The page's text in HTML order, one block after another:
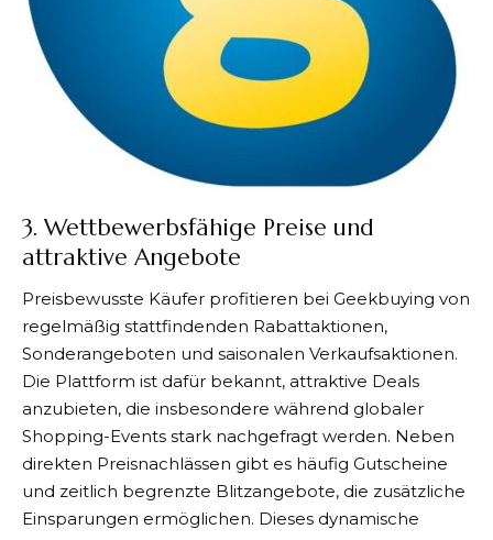
3. Wettbewerbsfähige Preise und
attraktive Angebote
Preisbewusste Käufer profitieren bei Geekbuying von
regelmäßig stattfindenden Rabattaktionen,
Sonderangeboten und saisonalen Verkaufsaktionen.
Die Plattform ist dafür bekannt, attraktive Deals
anzubieten, die insbesondere während globaler
Shopping-Events stark nachgefragt werden. Neben
direkten Preisnachlässen gibt es häufig Gutscheine
und zeitlich begrenzte Blitzangebote, die zusätzliche
Einsparungen ermöglichen. Dieses dynamische